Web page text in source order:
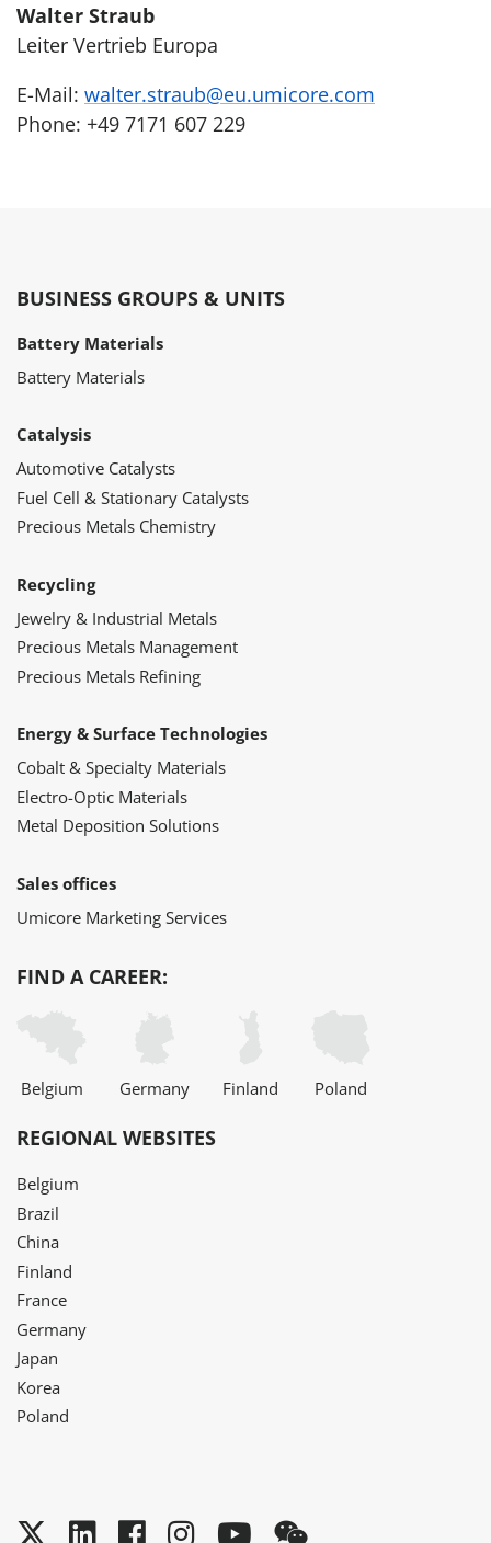
Walter Straub
Leiter Vertrieb Europa
E-Mail: walter.straub@eu.umicore.com
Phone: +49 7171 607 229
BUSINESS GROUPS & UNITS
Battery Materials
Battery Materials
Catalysis
Automotive Catalysts
Fuel Cell & Stationary Catalysts
Precious Metals Chemistry
Recycling
Jewelry & Industrial Metals
Precious Metals Management
Precious Metals Refining
Energy & Surface Technologies
Cobalt & Specialty Materials
Electro-Optic Materials
Metal Deposition Solutions
Sales offices
Umicore Marketing Services
FIND A CAREER:
Belgium Germany Finland Poland
REGIONAL WEBSITES
Belgium
Brazil
China
Finland
France
Germany
Japan
Korea
Poland
Twitter
LinkedInFacebook
Instagram
YouTube